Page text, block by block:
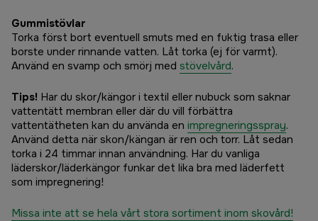
Gummistövlar
Torka först bort eventuell smuts med en fuktig trasa eller
borste under rinnande vatten. Låt torka (ej för varmt).
Använd en svamp och smörj med stövelvård.
Tips! Har du skor/kängor i textil eller nubuck som saknar
vattentätt membran eller där du vill förbättra
vattentätheten kan du använda en impregneringsspray.
Använd detta när skon/kängan är ren och torr. Låt sedan
torka i 24 timmar innan användning. Har du vanliga
läderskor/läderkängor funkar det lika bra med läderfett
som impregnering!
Missa inte att se hela vårt stora sortiment inom skovård!